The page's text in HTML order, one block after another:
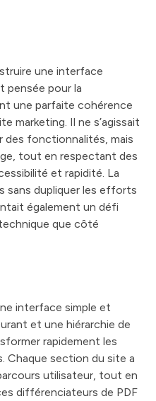
une interface
pensée pour la
une parfaite cohérence
marketing. Il ne s’agissait
des fonctionnalités, mais
tout en respectant des
et rapidité. La
sans dupliquer les efforts
également un défi
que côté
interface simple et
et une hiérarchie de
rapidement les
Chaque section du site a
utilisateur, tout en
différenciateurs de PDF